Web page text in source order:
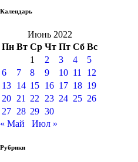
Календарь
Июнь 2022
Пн Вт Ср Чт Пт Сб Вс
1
2 3 4
5
6
7 8 9 10 11
12
13 14 15 16 17 18 19
20 21 22 23 24 25 26
27 28 29 30
« Май
Июл »
Рубрики